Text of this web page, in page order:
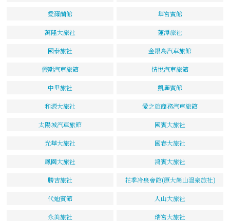
愛爾蘭館 華宮賓館
萬隆大旅社 蓮潭旅社
國泰旅社 金銀島汽車旅館
假期汽車旅館 情悅汽車旅館
中里旅社 凱麗賓館
和源大旅社 愛之旅商務汽車旅館
太陽城汽車旅館 國賓大旅社
光華大旅社 國春大旅社
鳳園大旅社 鴻賓大旅社
勝吉旅社 花季冷泉會館(原大崗山溫泉旅社)
代迪賓館 人山大旅社
永美旅社 瑞宮大旅社